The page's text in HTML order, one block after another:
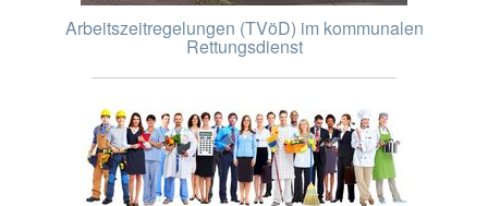
Arbeitszeitregelungen (TVöD) im kommunalen
Rettungsdienst